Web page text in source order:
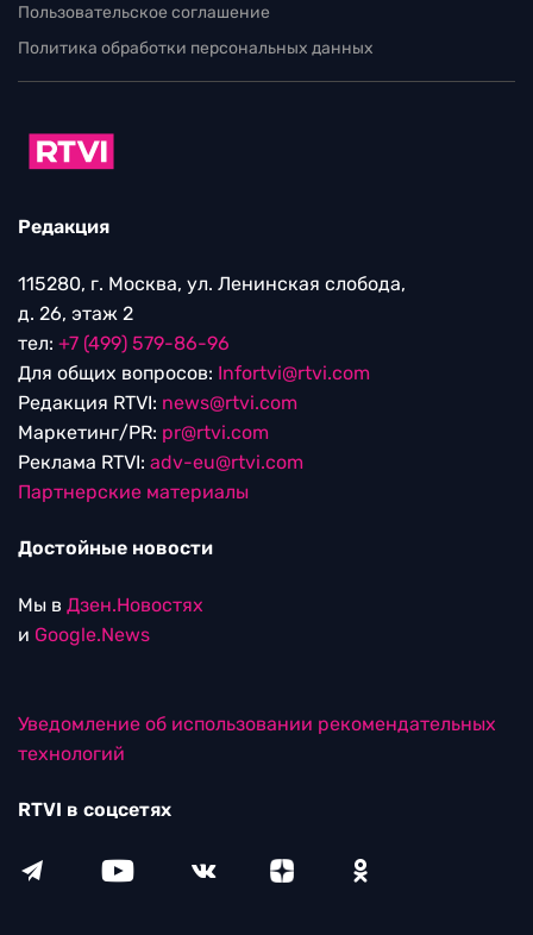
Пользовательское соглашение
Политика обработки персональных данных
Редакция
115280, г. Москва, ул. Ленинская слобода,
д. 26, этаж 2
тел: +7 (499) 579-86-96
Для общих вопросов: Infortvi@rtvi.com
Редакция RTVI: news@rtvi.com
Маркетинг/PR: pr@rtvi.com
Реклама RTVI: adv-eu@rtvi.com
Партнерские материалы
Достойные новости
Мы в Дзен.Новостях
и Google.News
Уведомление об использовании рекомендательных
технологий
RTVI в соцсетях